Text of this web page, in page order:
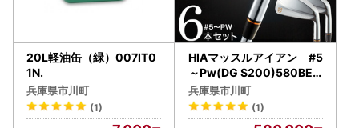
20L軽油缶（緑）007IT0
1N.
兵庫県市川町
(1)
HIAマッスルアイアン #5
～Pw(DG S200)580BE0
1N.／軟鉄鍛造 フォージド
アイアン 国産 ゴルフクラ
ブ
兵庫県市川町
(1)